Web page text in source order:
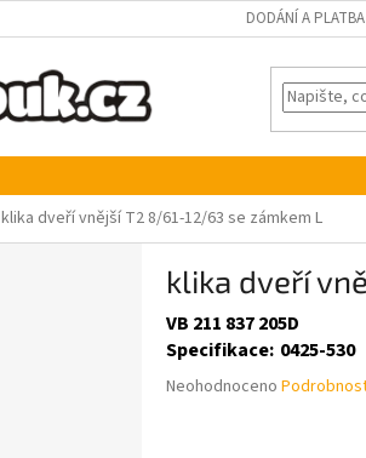
DODÁNÍ A PLATBA
klika dveří vnější T2 8/61-12/63 se zámkem L
klika dveří
VB 211 837 205D
Specifikace: 0425-530
Průměrné
Neohodnoceno